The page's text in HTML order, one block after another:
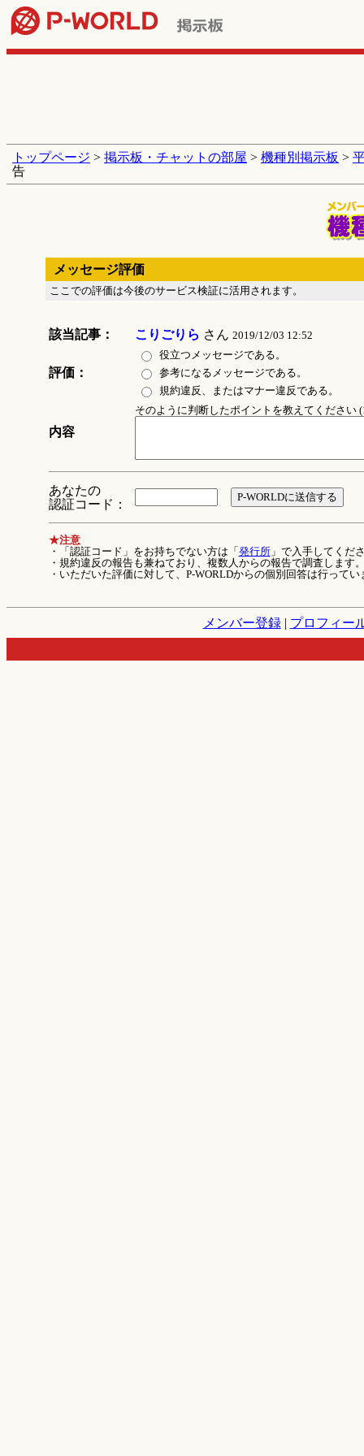
トップページ > 掲示板・チャットの部屋 > 機種別掲示板 >
告
メッセージ評価
ここでの評価は今後のサービス検証に活用されます。
該当記事： こりごりら さん 2019/12/03 12:52
評価：
役立つメッセージである。
参考になるメッセージである。
規約違反、またはマナー違反である。
内容
そのように判断したポイントを教えてください
あなたの
認証コード：
★注意
・「認証コード」をお持ちでない方は「 発行所」で入手してくだ
・規約違反の報告も兼ねており、複数人からの報告で調査します
・いただいた評価に対して、P-WORLDからの個別回答は行ってい
メンバー登録| プロフィー